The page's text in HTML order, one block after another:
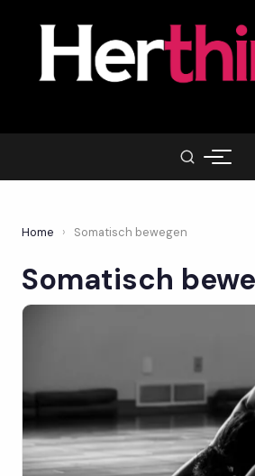
Home › Somatisch bewegen
Somatisch